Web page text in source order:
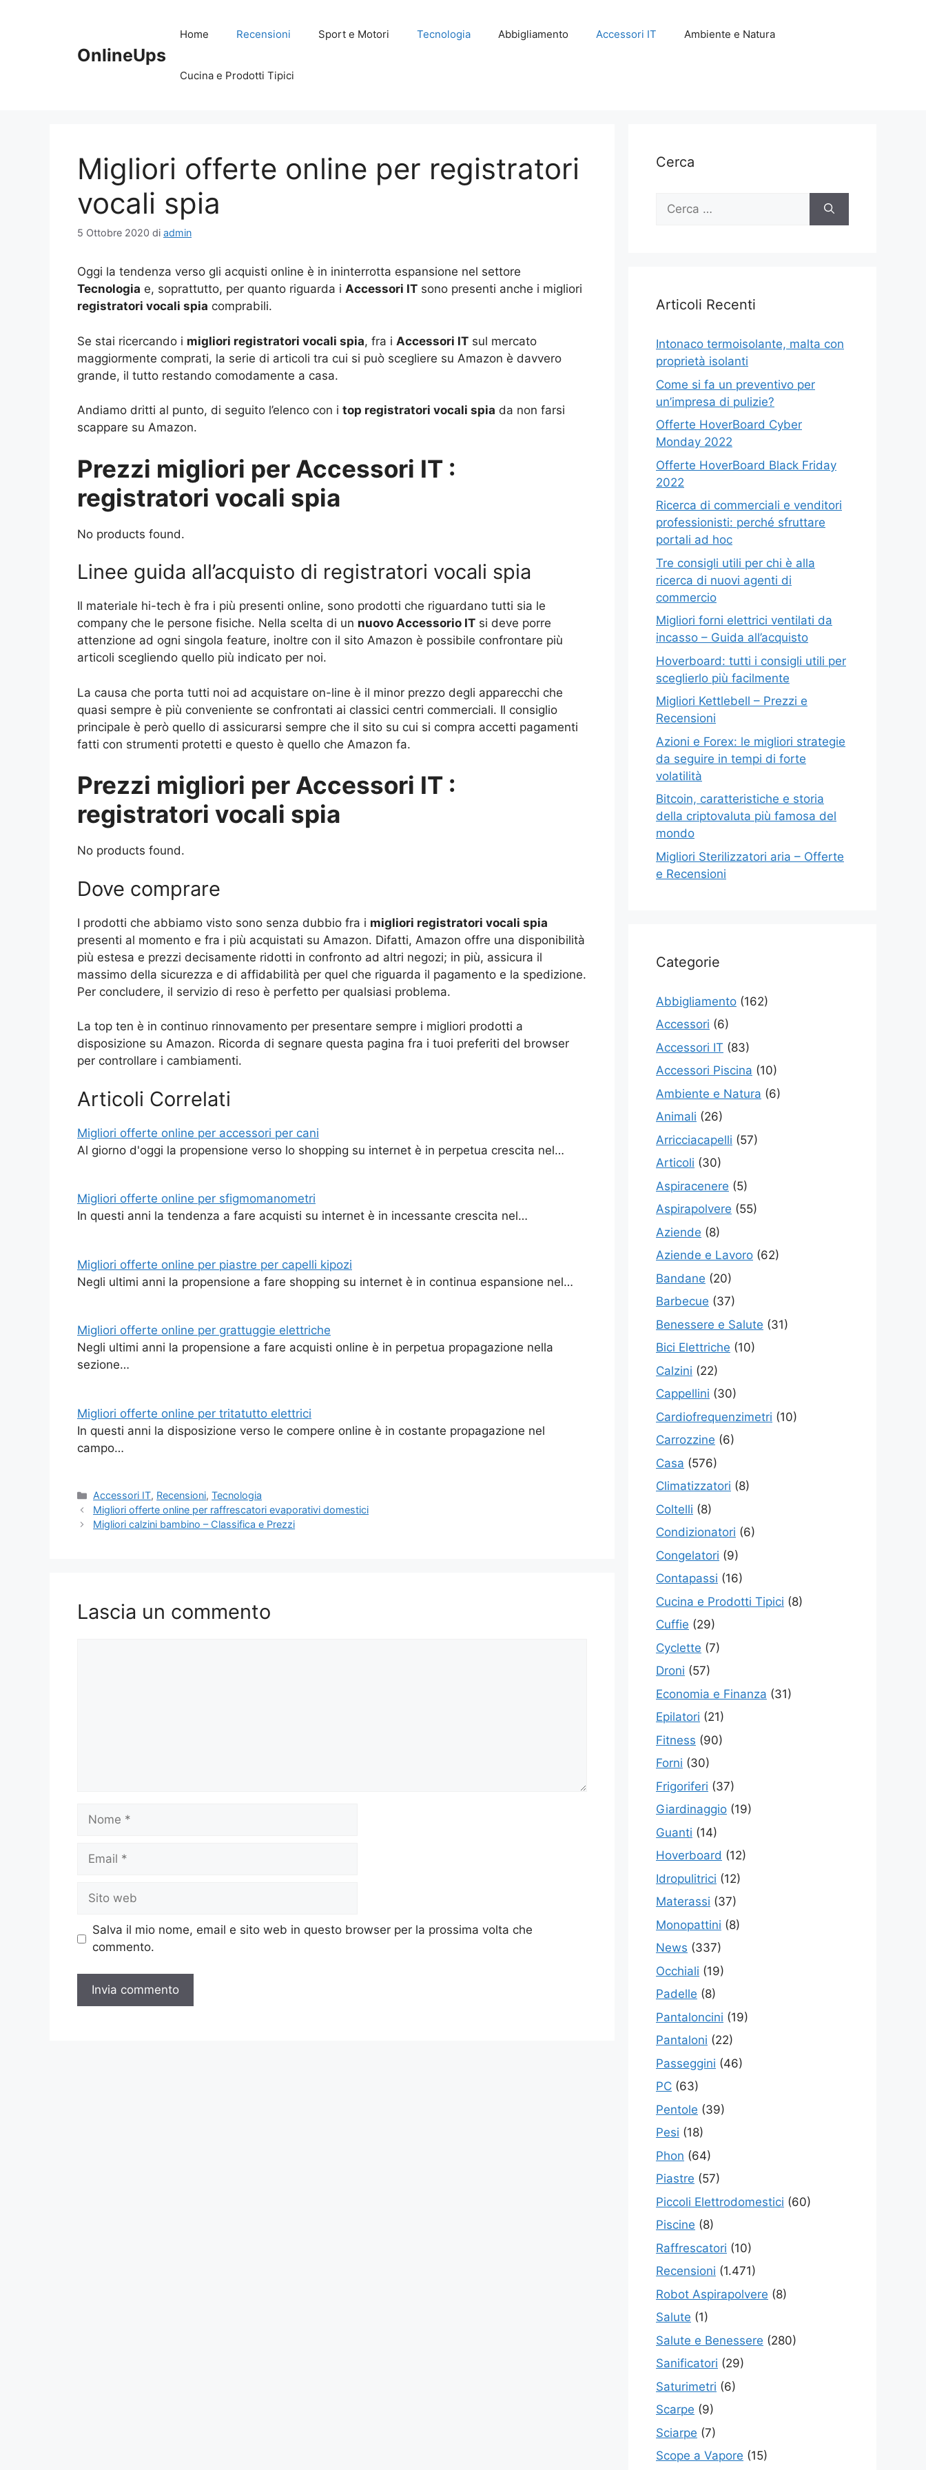
OnlineUps
Home Recensioni Sport e Motori Tecnologia Abbigliamento Accessori IT Ambiente e Natura
Cucina e Prodotti Tipici
Migliori offerte online per registratori
vocali spia
5 Ottobre 2020 di admin
Oggi la tendenza verso gli acquisti online è in ininterrotta espansione nel settore
Tecnologia e, soprattutto, per quanto riguarda i Accessori IT sono presenti anche i migliori
registratori vocali spia comprabili.
Se stai ricercando i migliori registratori vocali spia, fra i Accessori IT sul mercato
maggiormente comprati, la serie di articoli tra cui si può scegliere su Amazon è davvero
grande, il tutto restando comodamente a casa.
Andiamo dritti al punto, di seguito l’elenco con i top registratori vocali spia da non farsi
scappare su Amazon.
Prezzi migliori per Accessori IT :
registratori vocali spia
No products found.
Linee guida all’acquisto di registratori vocali spia
Il materiale hi-tech è fra i più presenti online, sono prodotti che riguardano tutti sia le
company che le persone fisiche. Nella scelta di un nuovo Accessorio IT si deve porre
attenzione ad ogni singola feature, inoltre con il sito Amazon è possibile confrontare più
articoli scegliendo quello più indicato per noi.
La causa che porta tutti noi ad acquistare on-line è il minor prezzo degli apparecchi che
quasi sempre è più conveniente se confrontati ai classici centri commerciali. Il consiglio
principale è però quello di assicurarsi sempre che il sito su cui si compra accetti pagamenti
fatti con strumenti protetti e questo è quello che Amazon fa.
Prezzi migliori per Accessori IT :
registratori vocali spia
No products found.
Dove comprare
I prodotti che abbiamo visto sono senza dubbio fra i migliori registratori vocali spia
presenti al momento e fra i più acquistati su Amazon. Difatti, Amazon offre una disponibilità
più estesa e prezzi decisamente ridotti in confronto ad altri negozi; in più, assicura il
massimo della sicurezza e di affidabilità per quel che riguarda il pagamento e la spedizione.
Per concludere, il servizio di reso è perfetto per qualsiasi problema.
La top ten è in continuo rinnovamento per presentare sempre i migliori prodotti a
disposizione su Amazon. Ricorda di segnare questa pagina fra i tuoi preferiti del browser
per controllare i cambiamenti.
Articoli Correlati
Migliori offerte online per accessori per cani
Al giorno d'oggi la propensione verso lo shopping su internet è in perpetua crescita nel…
Migliori offerte online per sfigmomanometri
In questi anni la tendenza a fare acquisti su internet è in incessante crescita nel…
Migliori offerte online per piastre per capelli kipozi
Negli ultimi anni la propensione a fare shopping su internet è in continua espansione nel…
Migliori offerte online per grattuggie elettriche
Negli ultimi anni la propensione a fare acquisti online è in perpetua propagazione nella
sezione…
Migliori offerte online per tritatutto elettrici
In questi anni la disposizione verso le compere online è in costante propagazione nel
campo…
Categorie
Accessori IT, Recensioni,Tecnologia
Migliori offerte online per raffrescatori evaporativi domestici
Migliori calzini bambino – Classifica e Prezzi
Lascia un commento
Nome
Email
Sito
web
Salva il mio nome, email e sito web in questo browser per la prossima volta che
commento.
Cerca
Ricerca
Articoli Recenti
Intonaco termoisolante, malta con
proprietà isolanti
Come si fa un preventivo per
un’impresa di pulizie?
Offerte HoverBoard Cyber
Monday 2022
Offerte HoverBoard Black Friday
2022
Ricerca di commerciali e venditori
professionisti: perché sfruttare
portali ad hoc
Tre consigli utili per chi è alla
ricerca di nuovi agenti di
commercio
Migliori forni elettrici ventilati da
incasso – Guida all’acquisto
Hoverboard: tutti i consigli utili per
sceglierlo più facilmente
Migliori Kettlebell – Prezzi e
Recensioni
Azioni e Forex: le migliori strategie
da seguire in tempi di forte
volatilità
Bitcoin, caratteristiche e storia
della criptovaluta più famosa del
mondo
Migliori Sterilizzatori aria – Offerte
e Recensioni
Categorie
Abbigliamento (162)
Accessori (6)
Accessori IT (83)
Accessori Piscina (10)
Ambiente e Natura (6)
Animali (26)
Arricciacapelli (57)
Articoli (30)
Aspiracenere (5)
Aspirapolvere (55)
Aziende (8)
Aziende e Lavoro (62)
Bandane (20)
Barbecue (37)
Benessere e Salute (31)
Bici Elettriche (10)
Calzini (22)
Cappellini (30)
Cardiofrequenzimetri (10)
Carrozzine (6)
Casa (576)
Climatizzatori (8)
Coltelli (8)
Condizionatori (6)
Congelatori (9)
Contapassi (16)
Cucina e Prodotti Tipici (8)
Cuffie (29)
Cyclette (7)
Droni (57)
Economia e Finanza (31)
Epilatori (21)
Fitness (90)
Forni (30)
Frigoriferi (37)
Giardinaggio (19)
Guanti (14)
Hoverboard (12)
Idropulitrici (12)
Materassi (37)
Monopattini (8)
News (337)
Occhiali (19)
Padelle (8)
Pantaloncini (19)
Pantaloni (22)
Passeggini (46)
PC (63)
Pentole (39)
Pesi (18)
Phon (64)
Piastre (57)
Piccoli Elettrodomestici (60)
Piscine (8)
Raffrescatori (10)
Recensioni (1.471)
Robot Aspirapolvere (8)
Salute (1)
Salute e Benessere (280)
Sanificatori (29)
Saturimetri (6)
Scarpe (9)
Sciarpe (7)
Scope a Vapore (15)